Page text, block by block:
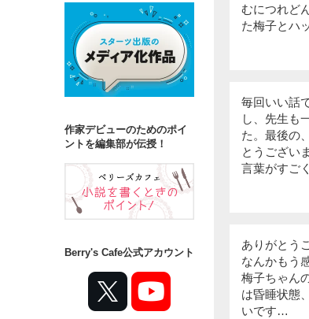
むにつれど
た梅子とハ
毎回いい話
し、先生も
た。最後の
とうござい
言葉がすご
ありがとう
なんかもう
梅子ちゃん
は昏睡状態
いです…
作家デビューのためのポイ
ントを編集部が伝授！
Berry's Cafe公式アカウント